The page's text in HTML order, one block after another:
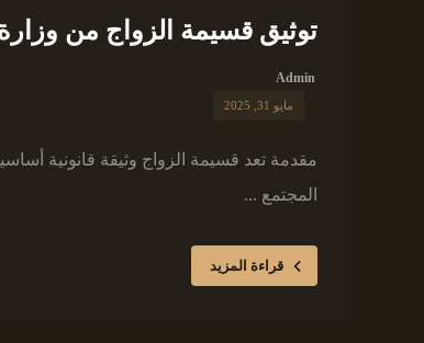
توثيق قسيمة الزواج من
Admin
مايو 31, 2025
مقدمة تعد قسيمة الزواج وثيقة قانونية
المجتمع ...
قراءة المزيد